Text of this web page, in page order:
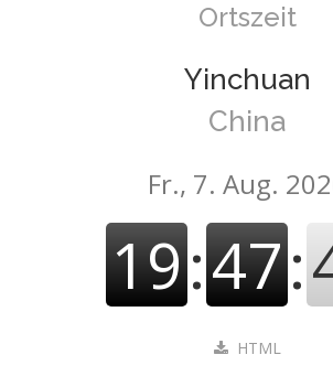
Ortszeit
Yinchuan
China
Fr., 7. Aug.
19:47:
HTML